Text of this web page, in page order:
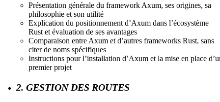
Présentation générale du framework Axum, ses origines, sa
philosophie et son utilité
Explication du positionnement d’Axum dans l’écosystème
Rust et évaluation de ses avantages
Comparaison entre Axum et d’autres frameworks Rust, sans
citer de noms spécifiques
Instructions pour l’installation d’Axum et la mise en place
premier projet
2. GESTION DES ROUTES